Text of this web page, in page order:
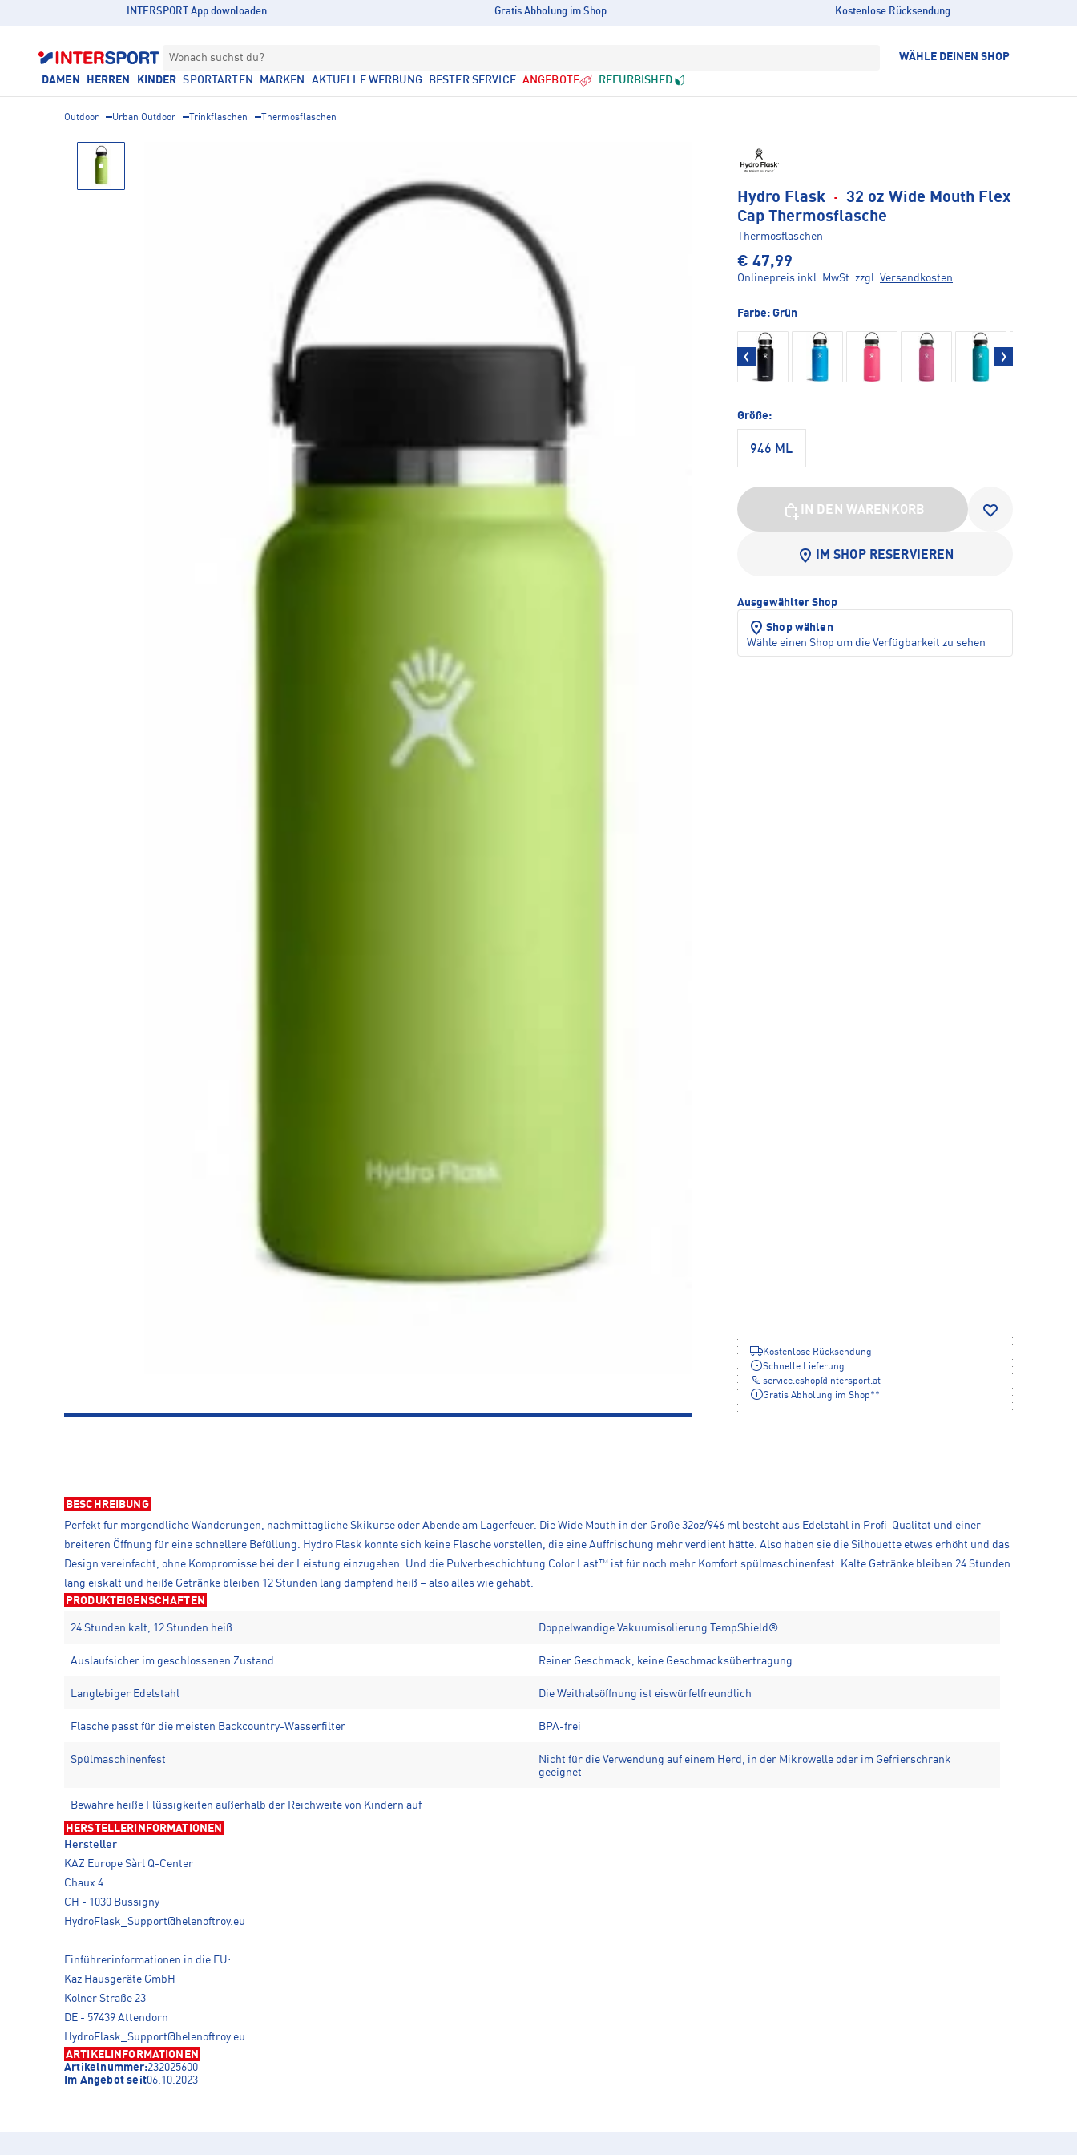
INTERSPORT App downloaden Gratis Abholung im Shop Kostenlose Rücksendung
Wonach suchst du? WÄHLE DEINEN SHOP
DAMEN HERREN KINDER SPORTARTEN MARKEN AKTUELLE WERBUNG BESTER SERVICE ANGEBOTE REFURBISHED
Outdoor Urban Outdoor Trinkflaschen Thermosflaschen
Hydro Flask · 32 oz Wide Mouth Flex
Cap Thermosflasche
Thermosflaschen
€ 47,99
Onlinepreis inkl. MwSt. zzgl. Versandkosten
Farbe: Grün
Größe:
946 ML
IN DEN WARENKORB
IM SHOP RESERVIEREN
Ausgewählter Shop
Shop wählen
Wähle einen Shop um die Verfügbarkeit zu sehen
Kostenlose Rücksendung
Schnelle Lieferung
service.eshop@intersport.at
Gratis Abholung im Shop**
BESCHREIBUNG
Perfekt für morgendliche Wanderungen, nachmittägliche Skikurse oder Abende am Lagerfeuer. Die Wide Mouth in der Größe 32oz/946 ml besteht aus Edelstahl in Profi-Qualität und einer
breiteren Öffnung für eine schnellere Befüllung. Hydro Flask konnte sich keine Flasche vorstellen, die eine Auffrischung mehr verdient hätte. Also haben sie die Silhouette etwas erhöht und das
Design vereinfacht, ohne Kompromisse bei der Leistung einzugehen. Und die Pulverbeschichtung Color Last™ ist für noch mehr Komfort spülmaschinenfest. Kalte Getränke bleiben 24 Stunden
lang eiskalt und heiße Getränke bleiben 12 Stunden lang dampfend heiß – also alles wie gehabt.
PRODUKTEIGENSCHAFTEN
24 Stunden kalt, 12 Stunden heiß Doppelwandige Vakuumisolierung TempShield®️
Auslaufsicher im geschlossenen Zustand Reiner Geschmack, keine Geschmacksübertragung
Langlebiger Edelstahl Die Weithalsöffnung ist eiswürfelfreundlich
Flasche passt für die meisten Backcountry-Wasserfilter BPA-frei
Spülmaschinenfest
Nicht für die Verwendung auf einem Herd, in der Mikrowelle oder im Gefrierschrank
geeignet
Bewahre heiße Flüssigkeiten außerhalb der Reichweite von Kindern auf
HERSTELLERINFORMATIONEN
Hersteller
KAZ Europe Sàrl Q-Center
Chaux 4
CH - 1030 Bussigny
HydroFlask_Support@helenoftroy.eu
Einführerinformationen in die EU:
Kaz Hausgeräte GmbH
Kölner Straße 23
DE - 57439 Attendorn
HydroFlask_Support@helenoftroy.eu
ARTIKELINFORMATIONEN
Artikelnummer:232025600
Im Angebot seit06.10.2023